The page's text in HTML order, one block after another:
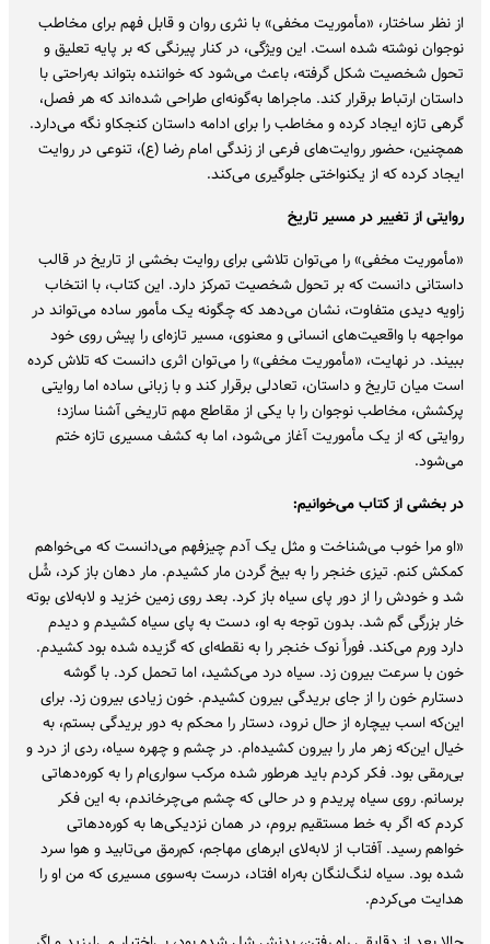
از نظر ساختار، «مأموریت مخفی» با نثری روان و قابل فهم برای مخاطب
نوجوان نوشته شده است. این ویژگی، در کنار پیرنگی که بر پایه تعلیق و
تحول شخصیت شکل گرفته، باعث می‌شود که خواننده بتواند به‌راحتی با
داستان ارتباط برقرار کند. ماجراها به‌گونه‌ای طراحی شده‌اند که هر فصل،
گرهی تازه ایجاد کرده و مخاطب را برای ادامه داستان کنجکاو نگه می‌دارد.
همچنین، حضور روایت‌های فرعی از زندگی امام رضا (ع)، تنوعی در روایت
ایجاد کرده که از یکنواختی جلوگیری می‌کند.
روایتی از تغییر در مسیر تاریخ
«مأموریت مخفی» را می‌توان تلاشی برای روایت بخشی از تاریخ در قالب
داستانی دانست که بر تحول شخصیت تمرکز دارد. این کتاب، با انتخاب
زاویه دیدی متفاوت، نشان می‌دهد که چگونه یک مأمور ساده می‌تواند در
مواجهه با واقعیت‌های انسانی و معنوی، مسیر تازه‌ای را پیش روی خود
ببیند. در نهایت، «مأموریت مخفی» را می‌توان اثری دانست که تلاش کرده
است میان تاریخ و داستان، تعادلی برقرار کند و با زبانی ساده اما روایتی
پرکشش، مخاطب نوجوان را با یکی از مقاطع مهم تاریخی آشنا سازد؛
روایتی که از یک مأموریت آغاز می‌شود، اما به کشف مسیری تازه ختم
می‌شود.
در بخشی از کتاب می‌خوانیم:
«او مرا خوب می‌شناخت و مثل یک آدم چیزفهم می‌دانست که می‌خواهم
کمکش کنم. تیزی خنجر را به بیخ گردن مار کشیدم. مار دهان باز کرد، شُل
شد و خودش را از دور پای سیاه باز کرد. بعد روی زمین خزید و لابه‌لای بوته
خار بزرگی گم شد. بدون توجه به او، دست به پای سیاه کشیدم و دیدم
دارد ورم می‌کند. فوراً نوک خنجر را به نقطه‌ای که گزیده شده بود کشیدم.
خون با سرعت بیرون زد. سیاه درد می‌کشید، اما تحمل کرد. با گوشه
دستارم خون را از جای بریدگی بیرون کشیدم. خون زیادی بیرون زد. برای
این‌که اسب بیچاره از حال نرود، دستار را محکم به دور بریدگی بستم، به
خیال این‌که زهر مار را بیرون کشیده‌ام. در چشم و چهره سیاه، ردی از درد و
بی‌رمقی بود. فکر کردم باید هرطور شده مرکب سواری‌ام را به کوره‌دهاتی
برسانم. روی سیاه پریدم و در حالی که چشم می‌چرخاندم، به این فکر
کردم که اگر به خط مستقیم بروم، در همان نزدیکی‌ها به کوره‌دهاتی
خواهم رسید. آفتاب از لابه‌لای ابرهای مهاجم، کم‌رمق می‌تابید و هوا سرد
شده بود. سیاه لنگ‌لنگان به‌راه افتاد، درست به‌سوی مسیری که من او را
هدایت می‌کردم.